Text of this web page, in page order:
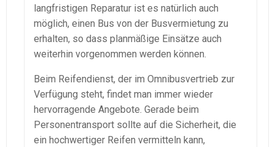
langfristigen Reparatur ist es natürlich auch
möglich, einen Bus von der Busvermietung zu
erhalten, so dass planmäßige Einsätze auch
weiterhin vorgenommen werden können.
Beim Reifendienst, der im Omnibusvertrieb zur
Verfügung steht, findet man immer wieder
hervorragende Angebote. Gerade beim
Personentransport sollte auf die Sicherheit, die
ein hochwertiger Reifen vermitteln kann,